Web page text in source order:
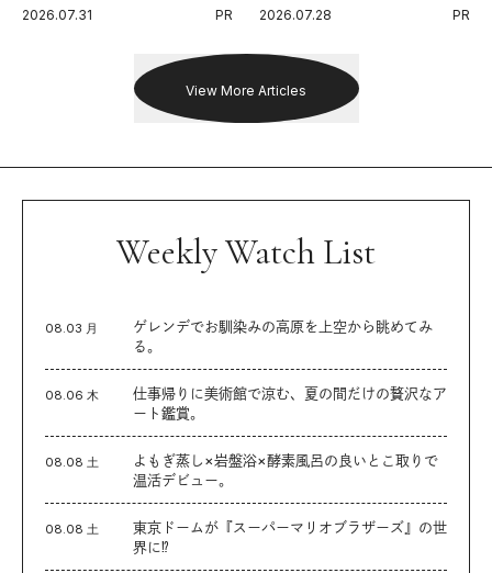
出した新機軸。
2026.07.31 PR
戦を夢見るランナーたちの奮闘
2026.07.28 PR
View More Articles
Weekly Watch List
08.03 月
ゲレンデでお馴染みの高原を上空から眺めてみ
る。
08.06 木
仕事帰りに美術館で涼む、夏の間だけの贅沢なア
ート鑑賞。
08.08 土
よもぎ蒸し×岩盤浴×酵素風呂の良いとこ取りで
温活デビュー。
08.08 土
東京ドームが『スーパーマリオブラザーズ』の世
界に⁉︎